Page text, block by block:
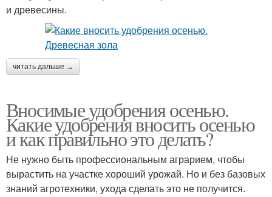
и древесины.
читать дальше →
Вносимые удобрения осенью.
Какие удобрения вносить осенью
и как правильно это делать?
Не нужно быть профессиональным аграрием, чтобы
вырастить на участке хороший урожай. Но и без базовых
знаний агротехники, ухода сделать это не получится.